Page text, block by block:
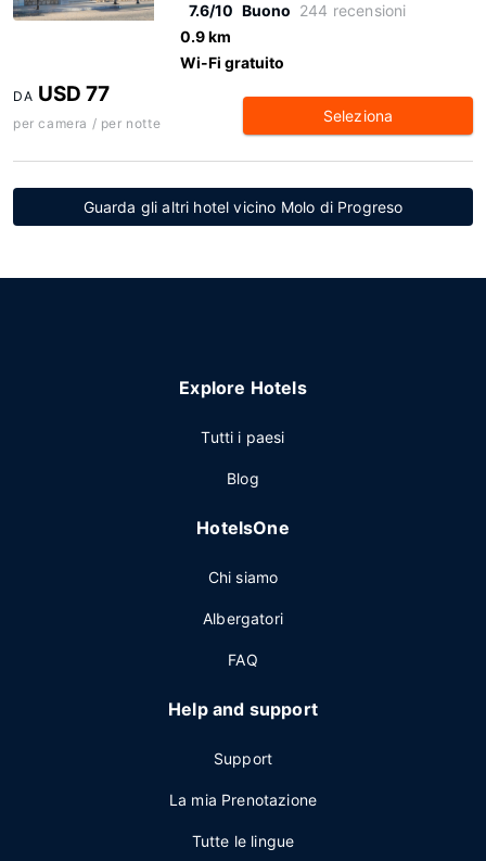
7.6/10 Buono 244 recensioni
0.9 km
Wi-Fi gratuito
DA USD 77
per camera / per notte Seleziona
Guarda gli altri hotel vicino Molo di Progreso
Explore Hotels
Tutti i paesi
Blog
HotelsOne
Chi siamo
Albergatori
FAQ
Help and support
Support
La mia Prenotazione
Tutte le lingue